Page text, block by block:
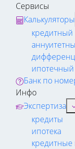
Сервисы
Калькуляторы
кредитный
ипотечный
Банк по
Инфо
Экспертиза
кредиты
ипотека
кредитные